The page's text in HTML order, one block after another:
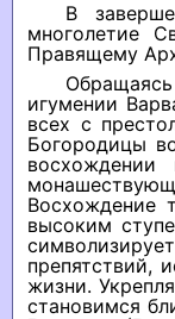
В
многолетие
Правящему
игумении
всех с
Богородицы
Восхождение
высоким
препятствий,
жизни.
становимся